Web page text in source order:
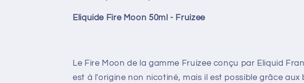
Eliquide Fire Moon 50ml - Fruizee
Le Fire Moon de la gamme Fruizee conçu par Eliquid
est à l'origine non nicotiné, mais il est possible grâce